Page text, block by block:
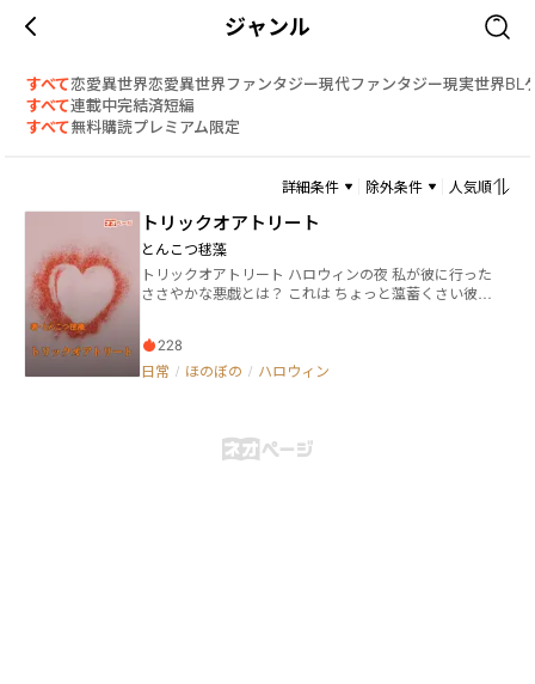
ジャンル
すべて恋愛異世界恋愛異世界ファンタジー現代ファンタジー現実世界BL
すべて連載中完結済短編
すべて無料購読プレミアム限定
詳細条件 除外条件 人気順
トリックオアトリート
とんこつ毬藻
トリックオアトリート ハロウィンの夜 私が彼に行った
ささやかな悪戯とは？ これは ちょっと薀蓄くさい彼と
編をそっとあげておきますね。 「蘊蓄彼氏と甘党彼
女」シリーズとして 昔書いた作品になります。
228
日常 / ほのぼの / ハロウィン